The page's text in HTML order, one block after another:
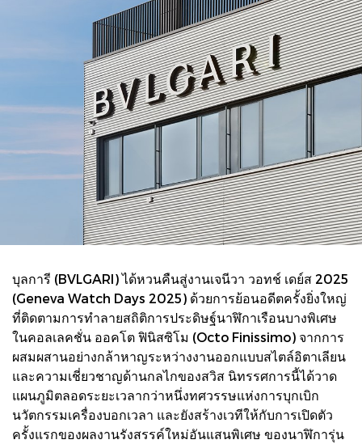
บุลการี (BVLGARI) ได้หวนคืนสู่งานเจนีวา วอทช์ เดย์ส 2025
(Geneva Watch Days 2025) ด้วยการย้อนอดีตครั้งยิ่งใหญ่
ที่ติดตามการทำลายสถิติการประดิษฐ์นาฬิกาเรือนบางพิเศษ
ในคอลเลคชั่น ออคโต ฟินิสซิโม (Octo Finissimo) จากการ
ผสมผสานอย่างกล้าหาญระหว่างงานออกแบบสไตล์อิตาเลียน
และความเชี่ยวชาญด้านกลไกของสวิส นิทรรศการนี้ได้วาด
แผนภูมิตลอดระยะเวลากว่าหนึ่งทศวรรษแห่งการบุกเบิก
นวัตกรรมเครื่องบอกเวลา และยังสร้างเวทีให้กับการเปิดตัว
ครั้งแรกของผลงานรังสรรค์ใหม่อันแสนพิเศษ ของนาฬิการุ่น